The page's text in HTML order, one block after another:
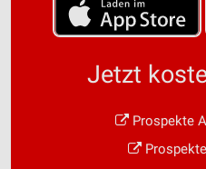
Jetzt
Prospekte